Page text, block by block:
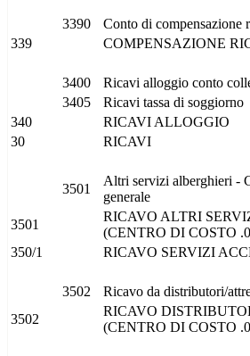
3390 Conto di compensazione
339
COMPENSAZIONE
3400 Ricavi alloggio conto
3405
Ricavi tassa di soggiorno
340
RICAVI ALLOGGIO
30
RICAVI
3501
Altri servizi alberghieri -
generale
3501
RICAVO ALTRI
(CENTRO DI COSTO
350/1
RICAVO SERVIZI
3502 Ricavo da distributori/
3502
RICAVO
(CENTRO DI COSTO